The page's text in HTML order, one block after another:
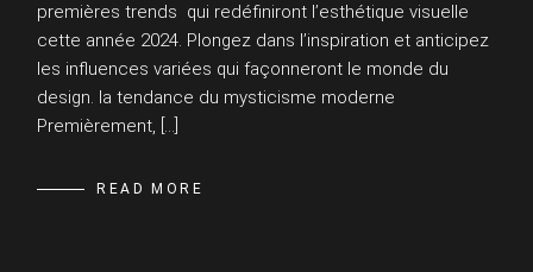
premières trends qui redéfiniront l’esthétique visuelle
cette année 2024. Plongez dans l’inspiration et anticipez
les influences variées qui façonneront le monde du
design. la tendance du mysticisme moderne
Premièrement, […]
READ MORE